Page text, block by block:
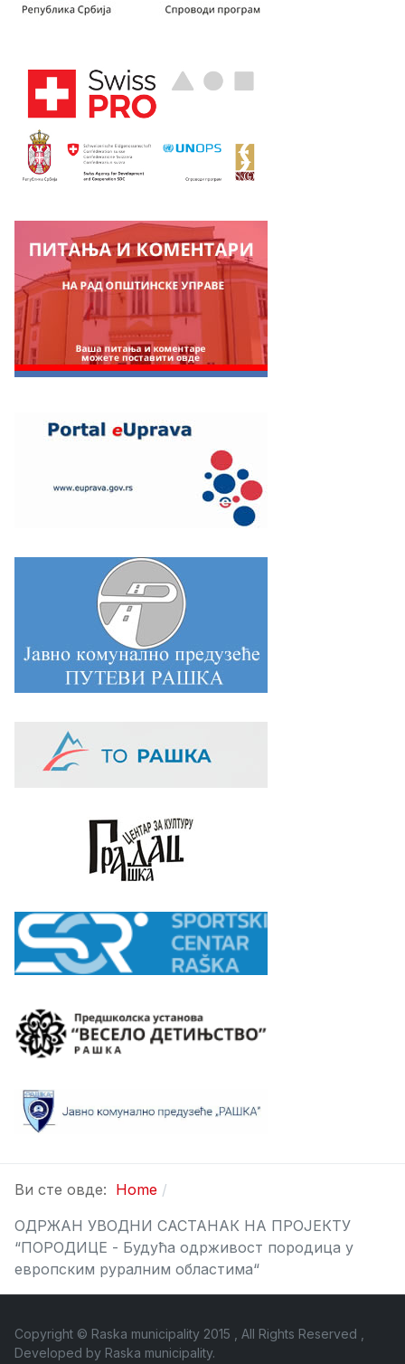
Ви сте овде: Home
ОДРЖАН УВОДНИ САСТАНАК НА ПРОЈЕКТУ
“ПОРОДИЦЕ - Будућа одрживост породица у
европским руралним областима“
Copyright © Raska municipality 2015 , All Rights Reserved ,
Developed by Raska municipality.